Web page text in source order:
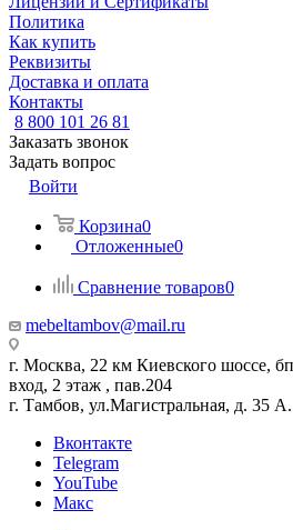
Политика
Как купить
Реквизиты
Доставка и оплата
Контакты
8 800 101 26 81
Заказать звонок
Задать вопрос
Войти
Корзина0
Отложенные0
Сравнение товаров0
mebeltambov@mail.ru
г. Москва, 22 км Киевского шоссе,
вход, 2 этаж , пав.204
г. Тамбов, ул.Магистральная, д. 35
Вконтакте
Telegram
YouTube
Макс